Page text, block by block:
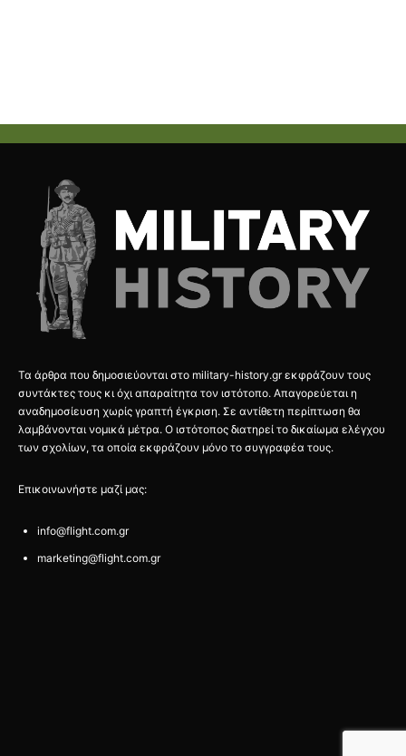
Τα άρθρα που δημοσιεύονται στο military-history.gr εκφράζουν τους
συντάκτες τους κι όχι απαραίτητα τον ιστότοπο. Απαγορεύεται η
αναδημοσίευση χωρίς γραπτή έγκριση. Σε αντίθετη περίπτωση θα
λαμβάνονται νομικά μέτρα. Ο ιστότοπος διατηρεί το δικαίωμα ελέγχου
των σχολίων, τα οποία εκφράζουν μόνο το συγγραφέα τους.
Επικοινωνήστε μαζί μας:
info@flight.com.gr
marketing@flight.com.gr